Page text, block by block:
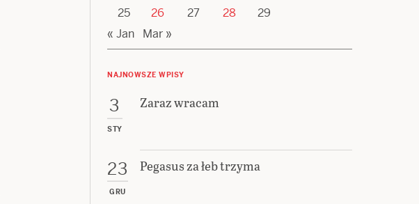
25
26 27 28
29
« Jan
Mar »
NAJNOWSZE WPISY
3
STY
Zaraz wracam
23
GRU
Pegasus za łeb trzyma